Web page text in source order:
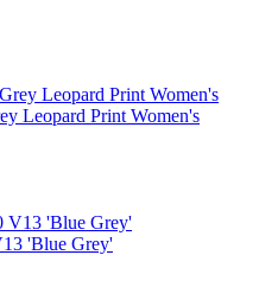
Leopard Print Women's
'Blue Grey'